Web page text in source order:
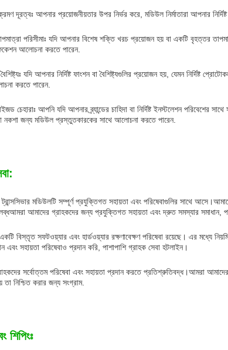
দূরত্বঃ আপনার প্রয়োজনীয়তার উপর নির্ভর করে, মডিউল নির্মাতারা আপনার
পরিসীমাঃ যদি আপনার বিশেষ শক্তি খরচ প্রয়োজন হয় বা একটি বৃহত্তর
আলোচনা করতে পারেন.
যদি আপনার নির্দিষ্ট ফাংশন বা বৈশিষ্ট্যগুলির প্রয়োজন হয়, যেমন নির্দিষ্ট
করতে পারেন.
চেহারাঃ আপনি যদি আপনার ব্র্যান্ডের চাহিদা বা নির্দিষ্ট ইনস্টলেশন পরিবেশের
নকশা জন্য মডিউল প্রস্তুতকারকের সাথে আলোচনা করতে পারেন.
মডিউলটি সম্পূর্ণ প্রযুক্তিগত সহায়তা এবং পরিষেবাগুলির সাথে
আমাদের গ্রাহকদের জন্য প্রযুক্তিগত সহায়তা এবং দ্রুত সমস্যার সমাধান,
বিস্তৃত সফটওয়্যার এবং হার্ডওয়্যার রক্ষণাবেক্ষণ পরিষেবা রয়েছে। এর মধ্যে
এবং সহায়তা পরিষেবাও প্রদান করি, পাশাপাশি গ্রাহক সেবা হটলাইন।
সর্বোত্তম পরিষেবা এবং সহায়তা প্রদান করতে প্রতিশ্রুতিবদ্ধ।আমরা
তা নিশ্চিত করার জন্য সংগ্রাম.
শিপিংঃ